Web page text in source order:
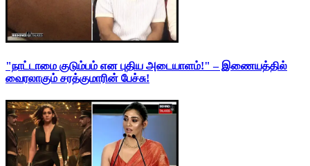
"நாட்டாமை குடும்பம் என புதிய அடையாளம்!" – இணையத்தில்
வைரலாகும் சரத்குமாரின் பேச்சு!